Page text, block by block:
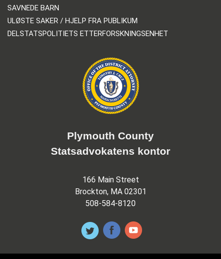
SAVNEDE BARN
ULØSTE SAKER / HJELP FRA PUBLIKUM
DELSTATSPOLITIETS ETTERFORSKNINGSENHET
Plymouth County
Statsadvokatens kontor
166 Main Street
Brockton, MA 02301
508-584-8120